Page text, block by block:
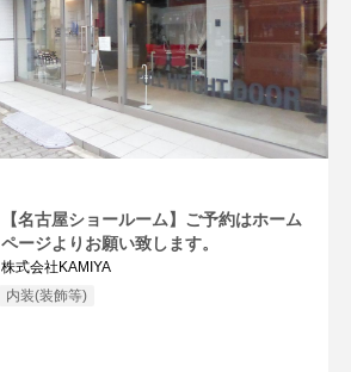
【名古屋ショールーム】ご予約はホーム
ページよりお願い致します。
株式会社KAMIYA
内装(装飾等)